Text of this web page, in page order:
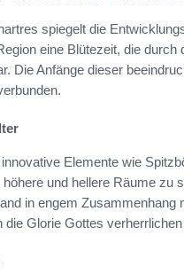
spiegelt die
eine Blütezeit, die durch
Die Anfänge dieser
Elemente wie
und hellere Räume zu
in engem Zusammenhang
Glorie Gottes verherrlichen